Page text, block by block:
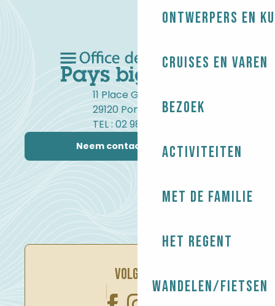
Ontwerpers en
Cruises en varen
Bezoek
Activiteiten
Met de familie
Het regent
Wandelen/Fietsen
11 Place Gambetta
29120 Pont-l'Abbé
TEL : 02 98 82 37 99
Neem contact met ons op
VOLG ONS